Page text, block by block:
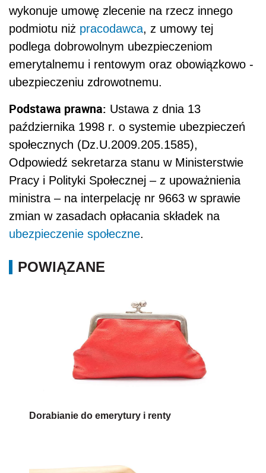
wykonuje umowę zlecenie na rzecz innego
podmiotu niż pracodawca, z umowy tej
podlega dobrowolnym ubezpieczeniom
emerytalnemu i rentowym oraz obowiązkowo -
ubezpieczeniu zdrowotnemu.
Podstawa prawna: Ustawa z dnia 13
października 1998 r. o systemie ubezpieczeń
społecznych (Dz.U.2009.205.1585),
Odpowiedź sekretarza stanu w Ministerstwie
Pracy i Polityki Społecznej – z upoważnienia
ministra – na interpelację nr 9663 w sprawie
zmian w zasadach opłacania składek na
ubezpieczenie społeczne.
POWIĄZANE
Dorabianie do emerytury i renty